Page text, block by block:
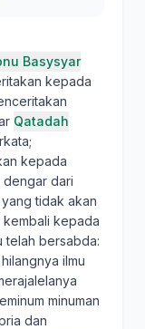
Basysyar
kepada
Qatadah
kepada
dengar dari
yang tidak akan
kepada
telah bersabda:
ilmu
minuman
dan